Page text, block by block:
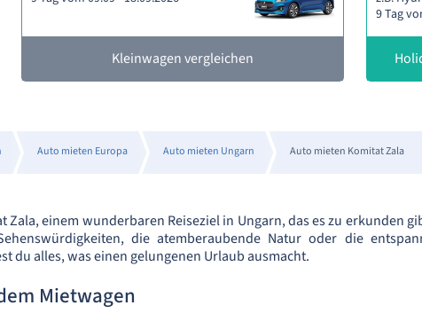
Kleinwagen vergleichen
9 Tag
Auto mieten Europa Auto mieten Ungarn Auto mieten Komitat Zala
Zala, einem wunderbaren Reiseziel in Ungarn, das es zu erkunden
die atemberaubende Natur oder die
du alles, was einen gelungenen Urlaub ausmacht.
Mietwagen